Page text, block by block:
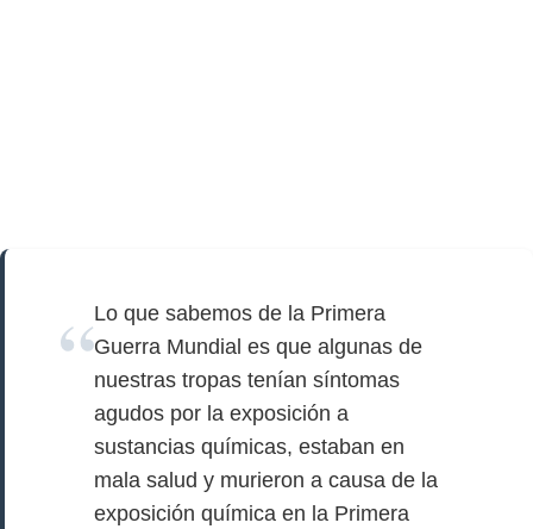
Lo que sabemos de la Primera
Guerra Mundial es que algunas de
nuestras tropas tenían síntomas
agudos por la exposición a
sustancias químicas, estaban en
mala salud y murieron a causa de la
exposición química en la Primera